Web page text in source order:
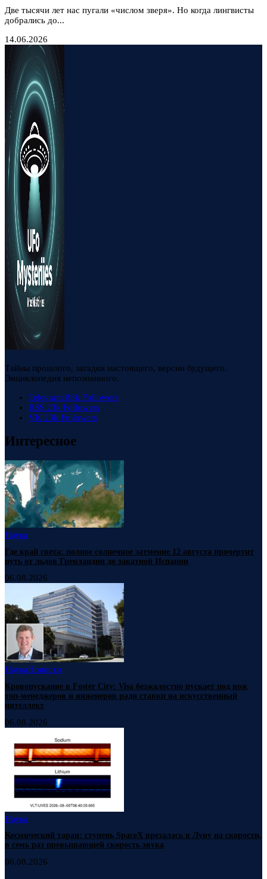
Две тысячи лет нас пугали «числом зверя». Но когда лингвисты
добрались до...
14.06.2026
Тайны прошлого, загадки настоящего, версии будущего.
Энциклопедия непознанного.
Telegram 88k Followers
RSS 23k Followers
VK 23k Followers
Интересное
Наука
Где край света: полное солнечное затмение 12 августа прочертит
путь от льдов Гренландии до закатной Испании
06.08.2026
НаукаНовости
Кровопускание в Foster City: Visa безжалостно пускает под нож
топ-менеджеров и инженеров ради ставки на искусственный
интеллект
06.08.2026
Наука
Космический таран: ступень SpaceX врезалась в Луну на скорости,
в семь раз превышающей скорость звука
06.08.2026